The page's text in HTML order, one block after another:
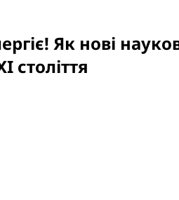
Як нові
століття